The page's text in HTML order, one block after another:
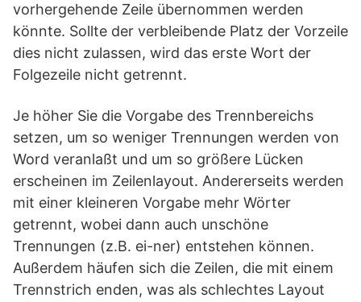
vorhergehende Zeile übernommen werden
könnte. Sollte der verbleibende Platz der Vorzeile
dies nicht zulassen, wird das erste Wort der
Folgezeile nicht getrennt.
Je höher Sie die Vorgabe des Trennbereichs
setzen, um so weniger Trennungen werden von
Word veranlaßt und um so größere Lücken
erscheinen im Zeilenlayout. Andererseits werden
mit einer kleineren Vorgabe mehr Wörter
getrennt, wobei dann auch unschöne
Trennungen (z.B. ei-ner) entstehen können.
Außerdem häufen sich die Zeilen, die mit einem
Trennstrich enden, was als schlechtes Layout